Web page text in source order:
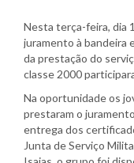
Nesta terça-feira, dia
juramento à bandeira
da prestação do
classe 2000
Na oportunidade os
prestaram o
entrega dos
Junta de Serviço